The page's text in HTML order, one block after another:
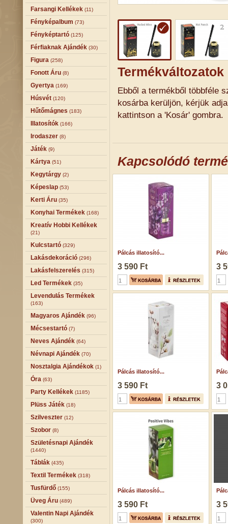
Farsangi Kellékek (11)
Fényképalbum (73)
Fényképtartó (125)
Férfiaknak Ajándék (30)
Figura (258)
Fonott Áru (8)
Gyertya (169)
Húsvét (120)
Hűtőmágnes (183)
Illatosítók (166)
Irodaszer (8)
Játék (9)
Kártya (51)
Kegytárgy (2)
Képeslap (53)
Kerti Áru (35)
Konyhai Termékek (168)
Kreatív Hobbi Kellékek
(21)
Kulcstartó (329)
Lakásdekoráció (296)
Lakásfelszerelés (315)
Led Termékek (35)
Levendulás Termékek
(163)
Magyaros Ajándék (96)
Mécsestartó (7)
Neves Ajándék (64)
Névnapi Ajándék (70)
Nosztalgia Ajándékok (1)
Óra (63)
Party Kellékek (1185)
Plüss Játék (18)
Szilveszter (12)
Szobor (8)
Születésnapi Ajándék
(1440)
Táblák (435)
Textil Termékek (318)
Tusfürdő (155)
Üveg Áru (489)
Valentin Napi Ajándék
(300)
Termékváltozatok
Ebből a termékből többféle
kosárba kerüljön, kérjük
kattintson a 'Kosár' gombra.
Kapcsolódó
Pálcás illatosító...
3 590 Ft 3
Pálcás illatosító...
3 590 Ft 3
Pálcás illatosító...
3 590 Ft 3